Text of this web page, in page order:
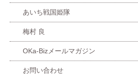
あいち戦国姫隊
梅村 良
OKa-Bizメールマガジン
お問い合わせ